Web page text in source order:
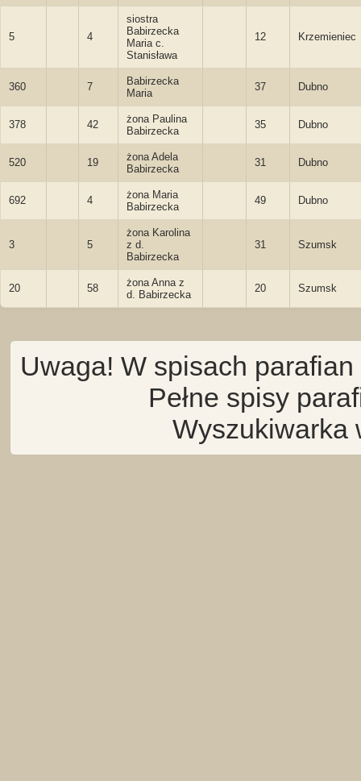
5 4
siostra
Babirzecka
Maria c.
Stanisława
12 Krzemieniec
360 7
Babirzecka
Maria
37 Dubno
378 42
żona Paulina
Babirzecka
35 Dubno
520 19
żona Adela
Babirzecka
31 Dubno
692 4
żona Maria
Babirzecka
49 Dubno
3 5
żona Karolina
z d.
Babirzecka
31 Szumsk
20 58
żona Anna z
d. Babirzecka
20 Szumsk
Uwaga! W spisach
Pełne spisy
Wyszukiwarka